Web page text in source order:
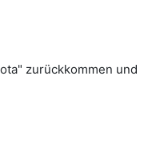
zurückkommen und